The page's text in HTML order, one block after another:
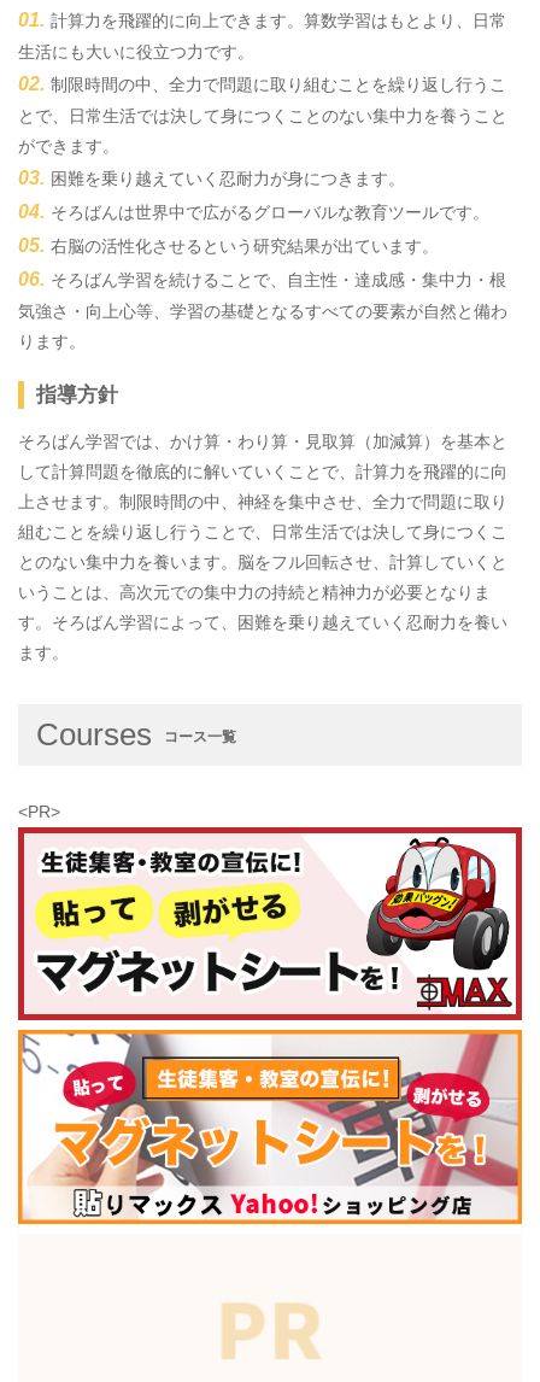
計算力を飛躍的に向上できます。算数学習はもとより、日常
生活にも大いに役立つ力です。
制限時間の中、全力で問題に取り組むことを繰り返し行うこ
とで、日常生活では決して身につくことのない集中力を養うこと
ができます。
困難を乗り越えていく忍耐力が身につきます。
そろばんは世界中で広がるグローバルな教育ツールです。
右脳の活性化させるという研究結果が出ています。
そろばん学習を続けることで、自主性・達成感・集中力・根
気強さ・向上心等、学習の基礎となるすべての要素が自然と備わ
ります。
指導方針
そろばん学習では、かけ算・わり算・見取算（加減算）を基本と
して計算問題を徹底的に解いていくことで、計算力を飛躍的に向
上させます。制限時間の中、神経を集中させ、全力で問題に取り
組むことを繰り返し行うことで、日常生活では決して身につくこ
とのない集中力を養います。脳をフル回転させ、計算していくと
いうことは、高次元での集中力の持続と精神力が必要となりま
す。そろばん学習によって、困難を乗り越えていく忍耐力を養い
ます。
Courses コース一覧
<PR>